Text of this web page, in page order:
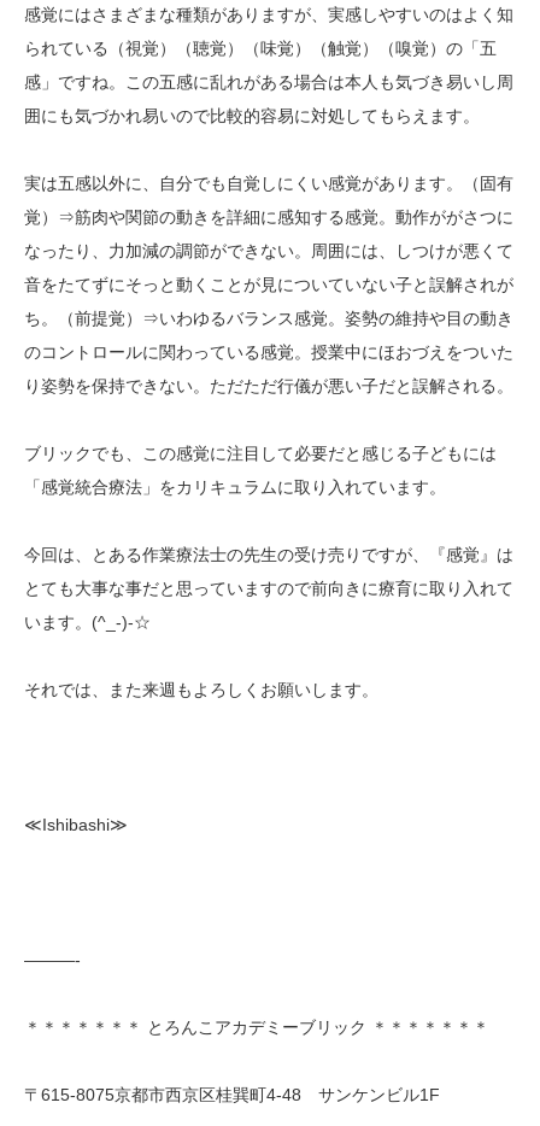
感覚にはさまざまな種類がありますが、実感しやすいのはよく知
られている（視覚）（聴覚）（味覚）（触覚）（嗅覚）の「五
感」ですね。この五感に乱れがある場合は本人も気づき易いし周
囲にも気づかれ易いので比較的容易に対処してもらえます。
実は五感以外に、自分でも自覚しにくい感覚があります。（固有
覚）⇒筋肉や関節の動きを詳細に感知する感覚。動作ががさつに
なったり、力加減の調節ができない。周囲には、しつけが悪くて
音をたてずにそっと動くことが見についていない子と誤解されが
ち。（前提覚）⇒いわゆるバランス感覚。姿勢の維持や目の動き
のコントロールに関わっている感覚。授業中にほおづえをついた
り姿勢を保持できない。ただただ行儀が悪い子だと誤解される。
ブリックでも、この感覚に注目して必要だと感じる子どもには
「感覚統合療法」をカリキュラムに取り入れています。
今回は、とある作業療法士の先生の受け売りですが、『感覚』は
とても大事な事だと思っていますので前向きに療育に取り入れて
います。(^_-)-☆
それでは、また来週もよろしくお願いします。
≪Ishibashi≫
———-
＊＊＊＊＊＊＊ とろんこアカデミーブリック ＊＊＊＊＊＊＊
〒615-8075京都市西京区桂巽町4-48 サンケンビル1F